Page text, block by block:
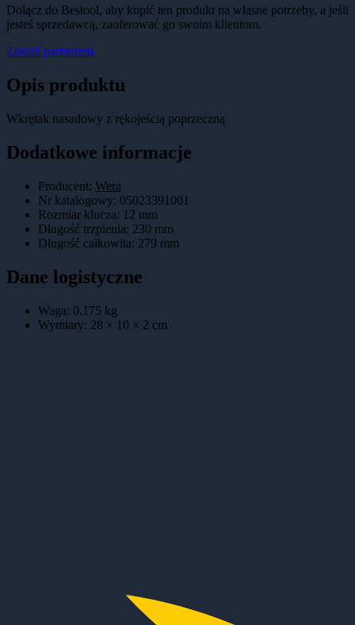
Dołącz do Bestool, aby kupić ten produkt na własne potrzeby, a jeśli
jesteś sprzedawcą, zaoferować go swoim klientom.
Zostań partnerem
Opis produktu
Wkrętak nasadowy z rękojeścią poprzeczną
Dodatkowe informacje
Producent: Wera
Nr katalogowy: 05023391001
Rozmiar klucza: 12 mm
Długość trzpienia: 230 mm
Długość całkowita: 279 mm
Dane logistyczne
Waga: 0.175 kg
Wymiary: 28 × 10 × 2 cm